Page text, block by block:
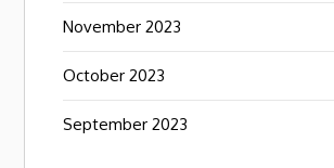
November 2023
October 2023
September 2023